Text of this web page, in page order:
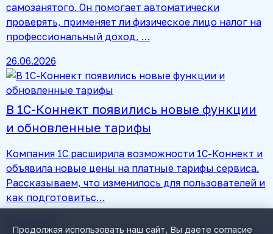
самозанятого. Он помогает автоматически
проверять, применяет ли физическое лицо налог на
профессиональный доход, …
26.06.2026
В 1С-Коннект появились новые функции
и обновленные тарифы
Компания 1С расширила возможности 1С-Коннект и
объявила новые цены на платные тарифы сервиса.
Рассказываем, что изменилось для пользователей и
как подготовитьс…
Продолжая использовать наш сайт, Вы даете согласие